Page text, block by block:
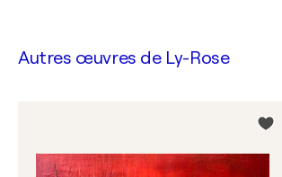
Autres œuvres de Ly-Rose